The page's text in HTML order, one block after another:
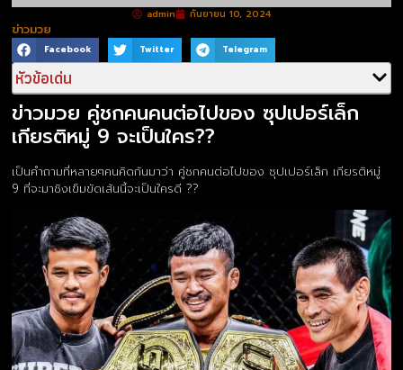
admin กันยายน 10, 2024
ข่าวมวย
Facebook Twitter Telegram
หัวข้อเด่น
ข่าวมวย คู่ชกคนคนต่อไปของ ซุปเปอร์เล็ก
เกียรติหมู่ 9 จะเป็นใคร??
เป็นคำถามที่หลายๆคนคิดกันมาว่า คู่ชกคนต่อไปของ ซุปเปอร์เล็ก เกียรติหมู่
9 ที่จะมาชิงเข็มขัดเส้นนี้จะเป็นใครดี ??